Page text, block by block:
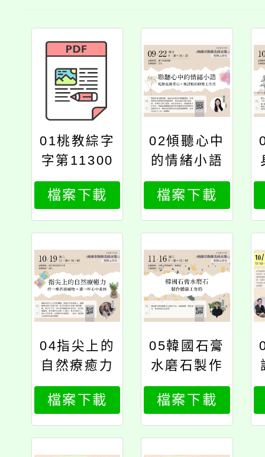
01桃教綜字
字第11300
89231號
檔案下載
02傾聽心中
的情緒小語
檔案下載
04指尖上的
自然療癒力
檔案下載
05韓國石膏
水磨石製作
體驗工作坊
檔案下載